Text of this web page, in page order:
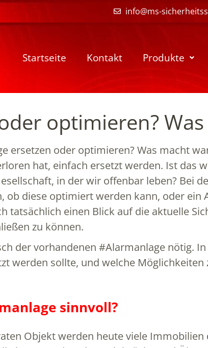
info@ms-
Startseite Kontakt Produkte
optimieren?
ersetzen oder optimieren? Was macht
hat, einfach ersetzt werden. Ist das
in der wir offenbar leben? Bei
ob diese optimiert werden kann, oder ein
tatsächlich einen Blick auf die aktuelle
zu können.
der vorhandenen #Alarmanlage nötig.
werden sollte, und welche
sinnvoll?
Objekt werden heute viele